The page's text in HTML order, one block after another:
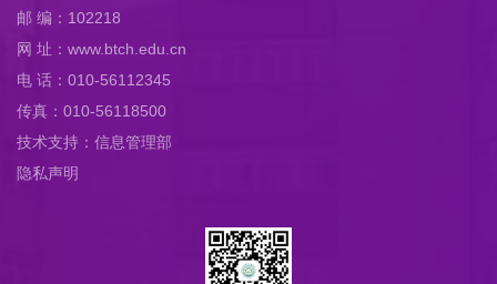
邮 编：102218
网 址：www.btch.edu.cn
电 话：010-56112345
传真：010-56118500
技术支持：信息管理部
隐私声明